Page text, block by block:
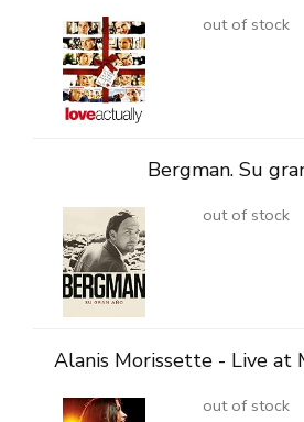
out of stock
Bergman. Su
out of stock
Alanis Morissette - Live at
out of stock